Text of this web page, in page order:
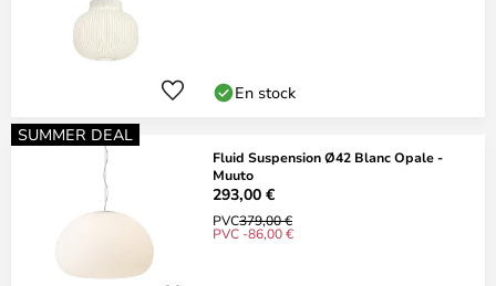
En stock
SUMMER DEAL
Fluid Suspension Ø42 Blanc Opale -
Muuto
293,00 €
PVC379,00 €
PVC -86,00 €